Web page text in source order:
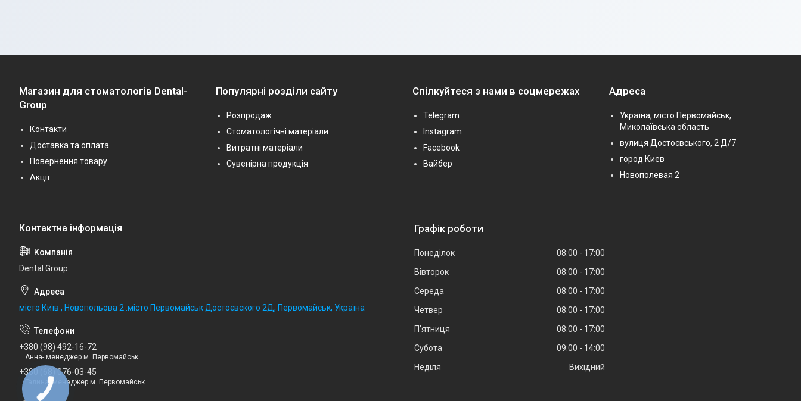
Магазин для стоматологів Dental-
Group
Контакти
Доставка та оплата
Повернення товару
Акції
Популярні розділи сайту
Розпродаж
Стоматологічні матеріали
Витратні матеріали
Сувенірна продукція
Спілкуйтеся з нами в соцмережах
Telegram
Instagram
Facebook
Вайбер
Адреса
Україна, місто Первомайськ,
Миколаївська область
вулиця Достоєвського, 2 Д/7
город Киев
Новополевая 2
Dental Group
місто Київ , Новопольова 2 .місто Первомайськ Достоєвского 2Д, Первомайськ, Україна
+380 (98) 492-16-72
Анна- менеджер м. Первомайськ
+380 (68) 076-03-45
Галина- менеджер м. Первомайськ
Графік роботи
Понеділок 08:00
17:00
Вівторок
08:00
17:00
Середа
08:00
17:00
Четвер
08:00
17:00
Пʼятниця
08:00
17:00
Субота
09:00
14:00
Неділя
Вихідний